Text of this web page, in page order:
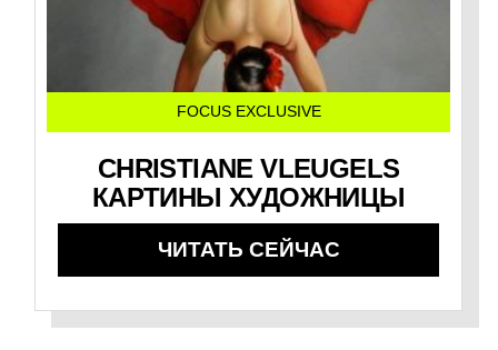
FOCUS EXCLUSIVE
CHRISTIANE VLEUGELS
КАРТИНЫ ХУДОЖНИЦЫ
ЧИТАТЬ СЕЙЧАС